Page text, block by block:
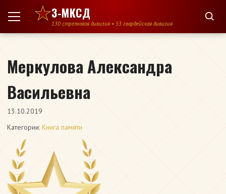
Перейти к содержимому
3-МКСД
130 стрелковая дивизия • 53 гвардейская дивизия
Меркулова Александра
Васильевна
13.10.2019
Категории: Книга памяти